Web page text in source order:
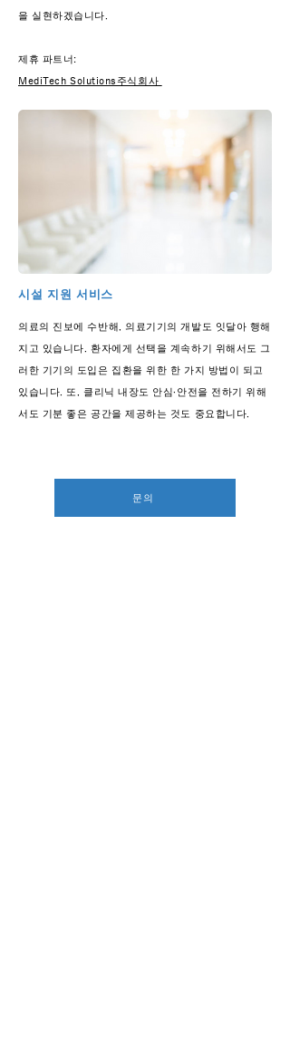
을 실현하겠습니다.
제휴 파트너:
MediTech Solutions주식회사
시설 지원 서비스
의료의 진보에 수반해, 의료기기의 개발도 잇달아 행해
지고 있습니다. 환자에게 선택을 계속하기 위해서도 그
러한 기기의 도입은 집환을 위한 한 가지 방법이 되고
있습니다. 또, 클리닉 내장도 안심·안전을 전하기 위해
서도 기분 좋은 공간을 제공하는 것도 중요합니다.
문의